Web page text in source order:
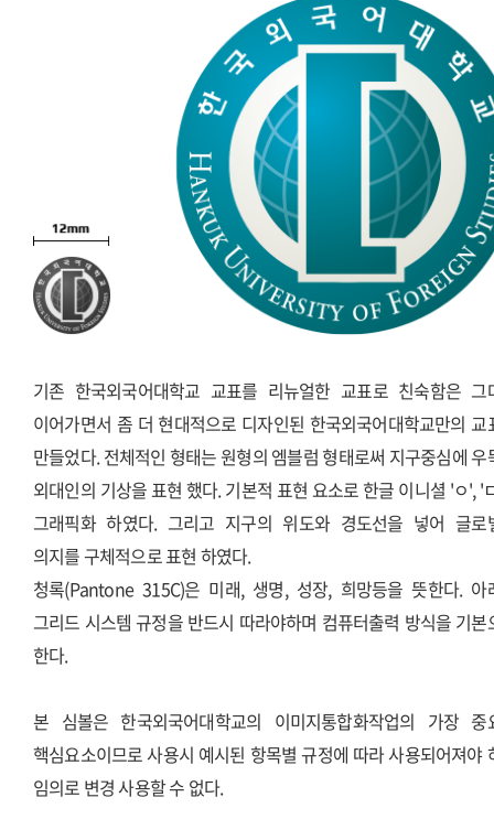
기존 한국외국어대학교 교표를 리뉴얼한 교표로 친숙함은 그
이어가면서 좀 더 현대적으로 디자인된 한국외국어대학교만의 교
만들었다. 전체적인 형태는 원형의 엠블럼 형태로써 지구중심에 우
외대인의 기상을 표현 했다. 기본적 표현 요소로 한글 이니셜 'ㅇ', '
그래픽화 하였다. 그리고 지구의 위도와 경도선을 넣어 글로
의지를 구체적으로 표현 하였다.
청록(Pantone 315C)은 미래, 생명, 성장, 희망등을 뜻한다. 아
그리드 시스템 규정을 반드시 따라야하며 컴퓨터출력 방식을 기본
한다.
본 심볼은 한국외국어대학교의 이미지통합화작업의 가장 중
핵심요소이므로 사용시 예시된 항목별 규정에 따라 사용되어져야
임의로 변경 사용할 수 없다.